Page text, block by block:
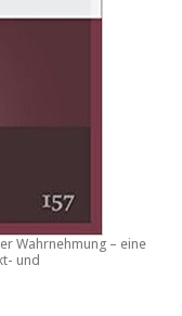
Wahrnehmung – eine
und